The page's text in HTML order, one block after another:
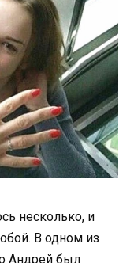
несколько, и
В одном из
Андрей был